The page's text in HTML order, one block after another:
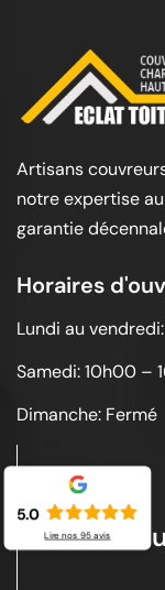
Artisans
notre expertise
garantie
Horaires
Lundi au
Samedi: 10h00 –
Dimanche: Fermé
Liens
5.0
Lire nos 95avis